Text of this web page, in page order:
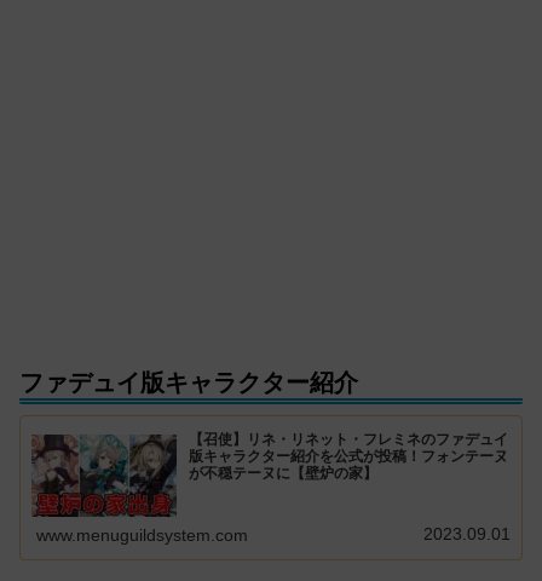
ファデュイ版キャラクター紹介
【召使】リネ・リネット・フレミネのファデュイ
版キャラクター紹介を公式が投稿！フォンテーヌ
が不穏テーヌに【壁炉の家】
www.menuguildsystem.com 2023.09.01